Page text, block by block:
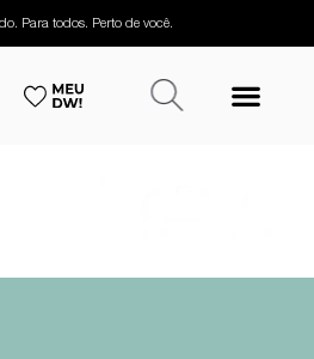
Para todos. Perto de você.